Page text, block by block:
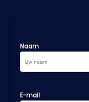
Naam
E-mail